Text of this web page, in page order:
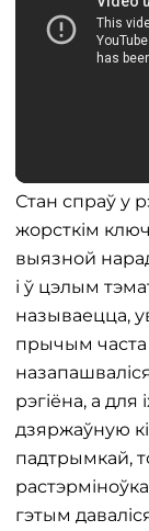
Стан спраў у
жорсткім
выязной
і ў цэлым
называецца,
прычым
рэгіёна, а для
дзяржаўную
падтрымкай,
гэтым